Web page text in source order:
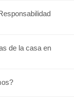
de la casa en